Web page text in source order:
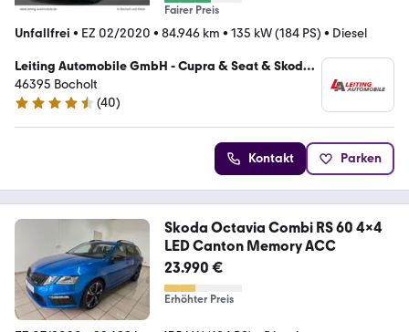
Fairer Preis
Unfallfrei • EZ 02/2020 • 84.946 km • 135 kW (184 PS) • Diesel
Leiting Automobile GmbH - Cupra & Seat & Skoda
Vertragshändler
46395 Bocholt
4.7 Sterne
(40)
Kontakt Parken
Skoda Octavia Combi RS 60 4x4
LED Canton Memory ACC
23.990 €
Erhöhter Preis